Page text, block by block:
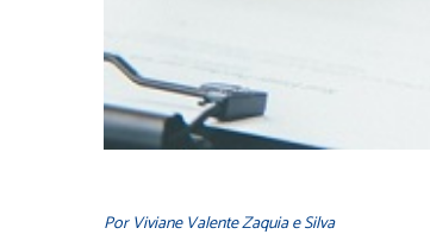
Por Viviane Valente Zaquia e Silva